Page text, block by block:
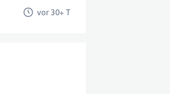
vor 30+ T